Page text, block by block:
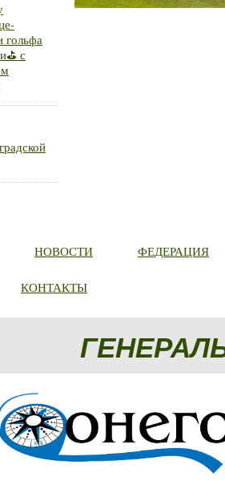
гольфа
с
НОВОСТИ ФЕДЕРАЦИЯ
КОНТАКТЫ